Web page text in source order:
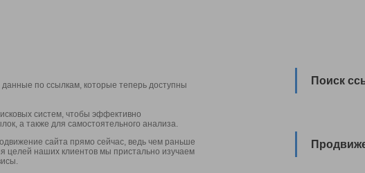
по ссылкам, которые теперь доступны
систем, чтобы эффективно
а также для самостоятельного анализа.
сайта прямо сейчас, ведь чем раньше
целей наших клиентов мы пристально изучаем
Поиск